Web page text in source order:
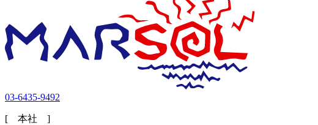
03-6435-9492
[ 本社 ]